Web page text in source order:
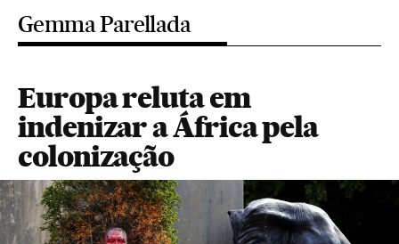
Gemma Parellada
Europa reluta em
indenizar a África pela
colonização